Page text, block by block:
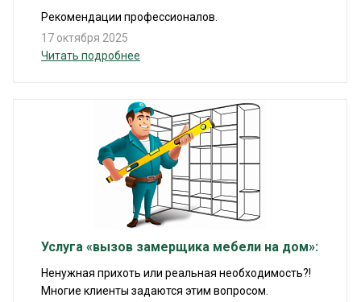
Рекомендации профессионалов.
17 октября 2025
Читать подробнее
Услуга «вызов замерщика мебели на дом»:
Ненужная прихоть или реальная необходимость?!
Многие клиенты задаются этим вопросом.